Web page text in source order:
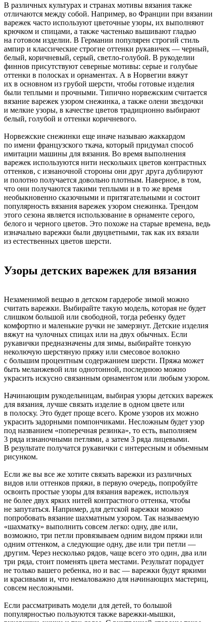
В различных культурах и странах мотивы вязания также
отличаются между собой. Например, во Франции при вязании
варежек часто используют цветочные узоры, их выполняют
крючком и спицами, а также частенько вышивают гладью
на готовом изделии. В Германии популярен строгий стиль
ампир и классические строгие оттенки рукавичек — черный,
белый, коричневый, серый, светло-голубой. В рукоделии
финнов присутствуют северные мотивы: серые и голубые
оттенки в полосках и орнаментах. А в Норвегии вяжут
их в основном из грубой шерсти, чтобы готовые изделия
были теплыми и прочными. Типично норвежским считается
вязание варежек узором снежинка, а также олени звездочки
и мелкие узоры, в качестве цветов традиционно выбирают
белый, голубой и оттенки коричневого.
Норвежские снежинки еще иначе называю жаккардом
по имени французского ткача, который придумал способ
имитации машины для вязания. Во время выполнения
варежек используются нити нескольких цветов контрастных
оттенков, с изнаночной стороны они друг друга дублируют
и полотно получается довольно плотным. Наверное, в том,
что они получаются такими теплыми и в то же время
необыкновенно сказочными и притягательными и состоит
популярность вязания варежек узором снежинка. Трендом
этого сезона является использование в орнаменте серого,
белого и черного цветов. Это похоже на старые времена, ведь
изначально варежки были двуцветными, так как их вязали
из естественных цветов шерсти.
Узоры детских варежек для вязания
Незаменимой вещью в детском гардеробе зимой можно
считать варежки. Выбирайте такую модель, которая не будет
слишком большой или свободной, тогда ребенку будет
комфортно и маленькие ручки не замерзнут. Детские изделия
вяжут на чулочных спицах или на двух обычных. Если
рукавички предназначены для зимы, выбирайте тонкую
неколючую шерстяную пряжу или смесовое волокно
с большим процентным содержанием шерсти. Пряжа может
быть меланжевой или однотонной, последнюю можно
украсить искусно связанным орнаментом или любым узором.
Начинающим рукодельницам, выбирая узоры детских варежек
для вязания, лучше связать изделие в одном цвете или
в полоску. Это будет проще всего. Кроме узоров их можно
украсить задорными помпончиками. Несложным будет узор
под названием «поперечная резинка», то есть, выполняем
3 ряда изнаночными петлями, а затем 3 ряда лицевыми.
В результате получатся рукавички с интересным и объемным
рисунком.
Если же вы все же хотите связать варежки из различных
видов или оттенков пряжи, в первую очередь, попробуйте
освоить простые узоры для вязания варежек, используя
не более двух ярких нитей контрастного оттенка, чтобы
не запутаться. Например, для детской варежки можно
попробовать вязание шахматным узором. Так называемую
«шахматку» выполнить совсем легко: одну, две или,
возможно, три петли провязываем одним видом пряжи или
одним оттенком, а следующие одну, две или три петли —
другим. Через несколько рядов, чаще всего это один, два или
три ряда, стоит поменять цвета местами. Результат порадует
не только вашего ребенка, но и вас — варежки будут яркими
и красивыми и, что немаловажно для начинающих мастериц,
совсем несложными.
Если рассматривать модели для детей, то большой
популярностью пользуются также варежки-мышки,